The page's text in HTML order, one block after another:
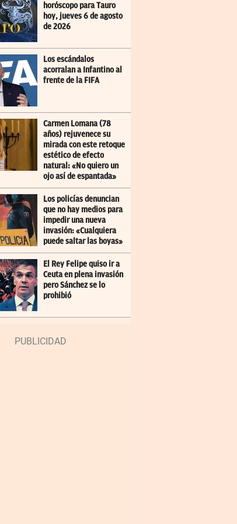
horóscopo para Tauro
hoy, jueves 6 de agosto
de 2026
Los escándalos
acorralan a Infantino al
frente de la FIFA
Carmen Lomana (78
años) rejuvenece su
mirada con este retoque
estético de efecto
natural: «No quiero un
ojo así de espantada»
Los policías denuncian
que no hay medios para
impedir una nueva
invasión: «Cualquiera
puede saltar las boyas»
El Rey Felipe quiso ir a
Ceuta en plena invasión
pero Sánchez se lo
prohibió